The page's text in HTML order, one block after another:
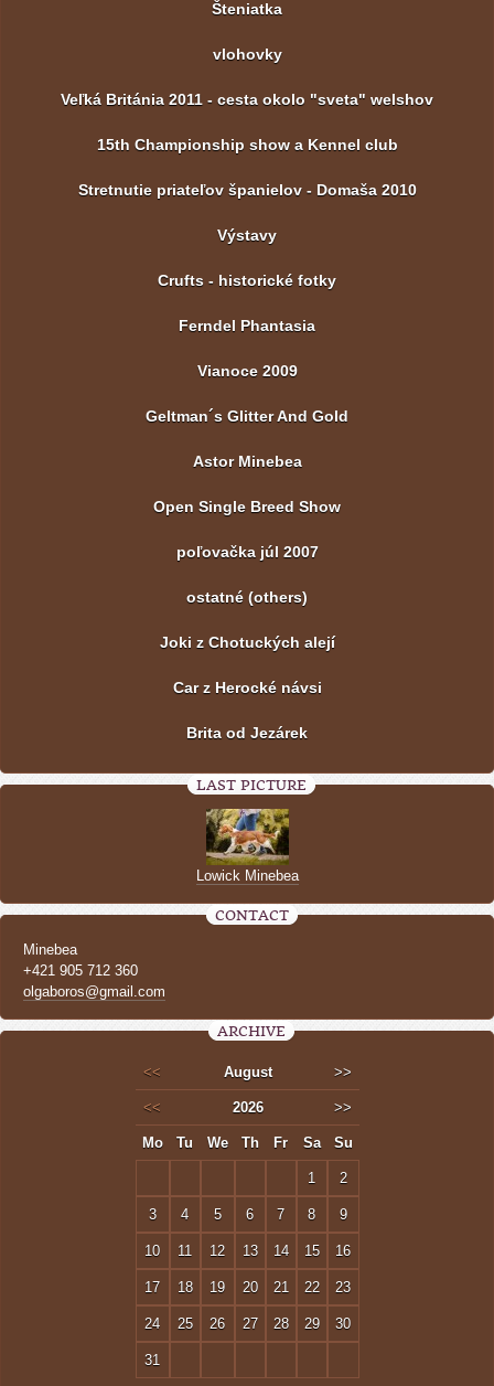
Šteniatka
vlohovky
Veľká Británia 2011 - cesta okolo "sveta" welshov
15th Championship show a Kennel club
Stretnutie priateľov španielov - Domaša 2010
Výstavy
Crufts - historické fotky
Ferndel Phantasia
Vianoce 2009
Geltman´s Glitter And Gold
Astor Minebea
Open Single Breed Show
poľovačka júl 2007
ostatné (others)
Joki z Chotuckých alejí
Car z Herocké návsi
Brita od Jezárek
LAST PICTURE
Lowick Minebea
CONTACT
Minebea
+421 905 712 360
olgaboros@gmail.com
ARCHIVE
<< August >>
<< 2026 >>
Mo Tu We Th Fr Sa Su
1 2
3 4 5 6 7 8 9
10 11 12 13 14 15 16
17 18 19 20 21 22 23
24 25 26 27 28 29 30
31